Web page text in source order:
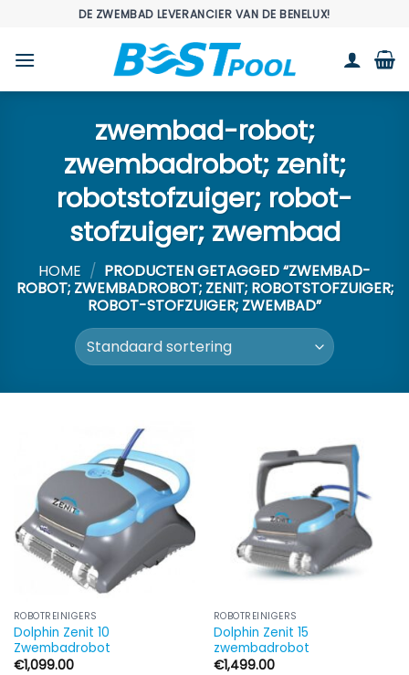
inhoud
DE ZWEMBAD LEVERANCIER VAN DE BENELUX!
zwembad-robot;
zwembadrobot; zenit;
robotstofzuiger; robot-
stofzuiger; zwembad
HOME / PRODUCTEN GETAGGED “ZWEMBAD-
ROBOT; ZWEMBADROBOT; ZENIT; ROBOTSTOFZUIGER;
ROBOT-STOFZUIGER; ZWEMBAD”
ROBOTREINIGERS
Dolphin Zenit 10
Zwembadrobot
€1,099.00
ROBOTREINIGERS
Dolphin Zenit 15
zwembadrobot
€1,499.00